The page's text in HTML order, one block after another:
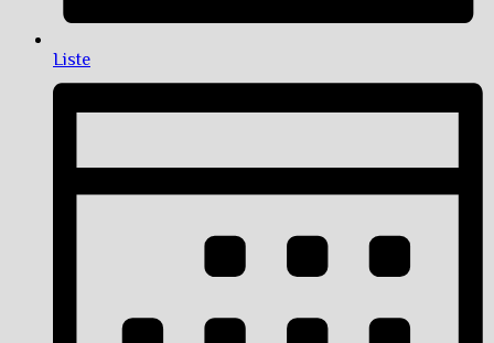
Liste